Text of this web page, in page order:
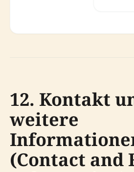
12. Kontakt
weitere
(Contact and